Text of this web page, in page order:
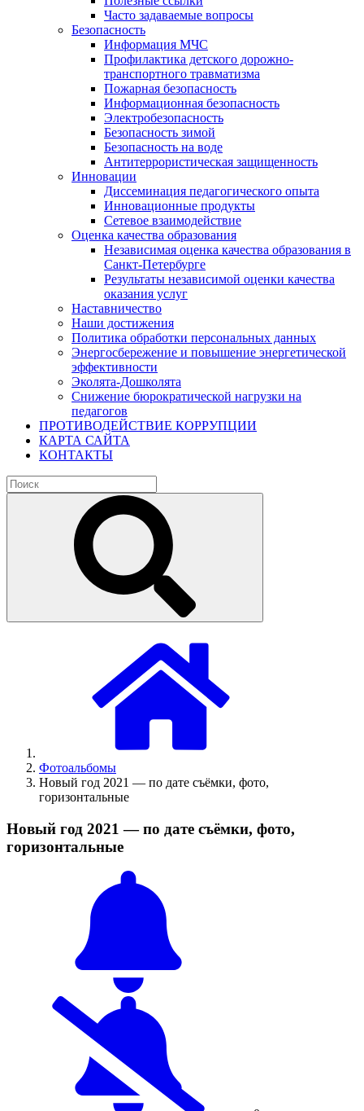
Часто задаваемые вопросы
Безопасность
Информация МЧС
Профилактика детского дорожно-
транспортного травматизма
Пожарная безопасность
Информационная безопасность
Электробезопасность
Безопасность зимой
Безопасность на воде
Антитеррористическая защищенность
Инновации
Диссеминация педагогического опыта
Инновационные продукты
Сетевое взаимодействие
Оценка качества образования
Независимая оценка качества образования в
Санкт-Петербурге
Результаты независимой оценки качества
оказания услуг
Наставничество
Наши достижения
Политика обработки персональных данных
Энергосбережение и повышение энергетической
эффективности
Эколята-Дошколята
Снижение бюрократической нагрузки на
педагогов
ПРОТИВОДЕЙСТВИЕ КОРРУПЦИИ
КАРТА САЙТА
КОНТАКТЫ
Фотоальбомы
Новый год 2021 — по дате съёмки, фото,
горизонтальные
Новый год 2021 — по дате съёмки, фото,
горизонтальные